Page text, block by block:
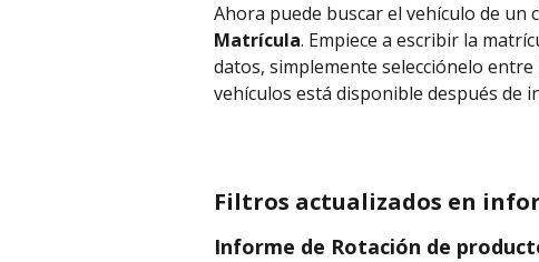
Ahora puede buscar el vehículo de un
Matrícula. Empiece a escribir la
datos, simplemente selecciónelo
vehículos está disponible después de
Filtros actualizados en
Informe de Rotación de